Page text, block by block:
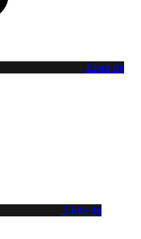
Liste de
Liste de